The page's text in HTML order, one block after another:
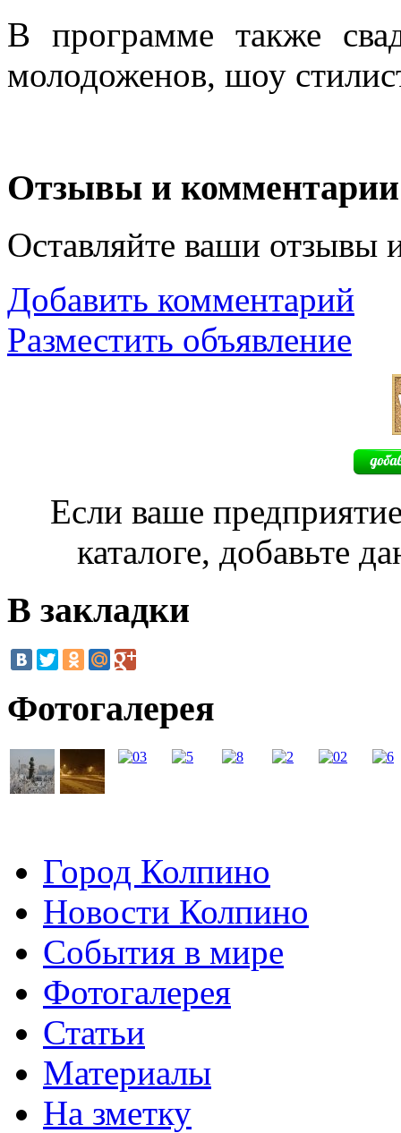
В программе также
молодоженов, шоу
Отзывы и комментарии
Оставляйте ваши отзывы
Добавить комментарий
Разместить объявление
Если ваше
каталоге, добавьте
В закладки
Фотогалерея
Город Колпино
Новости Колпино
События в мире
Фотогалерея
Статьи
Материалы
На зметку